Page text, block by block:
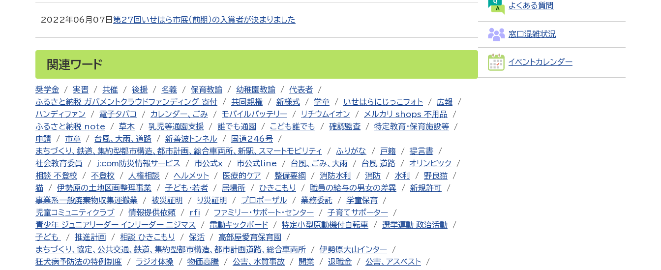
2022年06月07日 第27回いせはら市展（前期）の入賞者が決まりました
関連ワード
奨学金 実習 共催 後援 名義 保育教諭 幼稚園教諭
代表者
ふるさと納税 ガバメントクラウドファンディング 寄付
共同親権 新様式 学童 いせはらにじっこフォト
広報
ハンディファン
電子タバコ カレンダー、ごみ モバイルバッテリー リチウムイオン
メルカリ shops 不用品
ふるさと納税 note
草木 乳児等通園支援 誰でも通園 こども誰でも 確認監査
特定教育・保育施設等
申請
市章 台風、大雨、道路 新善波トンネル
国道246号
まちづくり、鉄道、集約型都市構造、都市計画、総合車両所、新駅、スマートモビリティ
ふりがな 戸籍
提言書
社会教育委員
j:com防災情報サービス 市公式x 市公式line 台風、ごみ、大雨 台風 道路
オリンピック
相談 不登校
不登校 人権相談 ヘルメット 医療的ケア 整備要綱 消防水利 消防 水利
野良猫
猫
伊勢原の土地区画整理事業 子ども・若者 居場所 ひきこもり 職員の給与の男女の差異
新規許可
事業系一般廃棄物収集運搬業
被災証明 り災証明 プロポーザル 業務委託
学童保育
児童コミュニティクラブ
情報提供依頼 rfi ファミリー・サポート・センター
子育てサポーター
青少年 ジュニアリーダー インリーダー ニジマス
電動キックボード 特定小型原動機付自転車
選挙運動 政治活動
子ども
推進計画 相談 ひきこもり 保活
高部屋愛育保育園
まちづくり、協定、公共交通、鉄道、集約型都市構造、都市計画道路、総合車両所
伊勢原大山インター
狂犬病予防法の特例制度
ラジオ体操 物価高騰 公害、水質事故 開業 退職金
公害、アスベスト
よくある質問
窓口混雑状況
イベントカレンダー